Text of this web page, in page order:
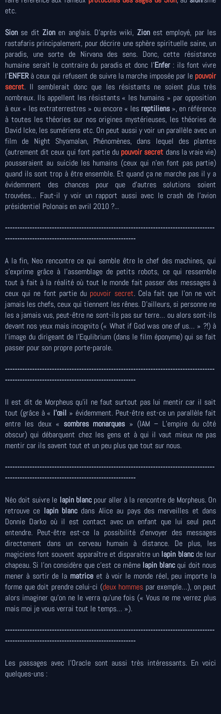
etc.
Sion se dit Zion en anglais. D’après wiki, Zionest employé, par les
rastafaris principalement, pour décrire une sphère spirituelle saine, un
paradis, une sorte de Nirvana des sens. Donc, cette résistance
humaine serait le contraire du paradis et donc l’Enfer: ils font vivre
l’ENFERà ceux qui refusent de suivre la marche imposée par le pouvoir
secret. Il semblerait donc que les résistants ne soient plus très
nombreux. Ils appellent les résistants « les humains » par opposition
à eux « les extraterrestres » ou encore « les reptiliens », en référence
à toutes les théories sur nos origines mystérieuses, les théories de
David Icke, les sumériens etc. On peut aussi y voir un parallèle avec un
film de Night Shyamalan, Phénomènes, dans lequel des plantes
(autrement dit ceux qui font partie du pouvoir secret dans la vraie vie)
pousseraient au suicide les humains (ceux qui n’en font pas partie)
quand ils sont trop à être ensemble. Et quand ça ne marche pas il y a
évidemment des chances pour que d’autres solutions soient
trouvées… Faut-il y voir un rapport aussi avec le crash de l’avion
présidentiel Polonais en avril 2010 ?...
-------------------------------------------------------------------------------------
-----------------------------------------------------
A la fin, Neo rencontre ce qui semble être le chef des machines, qui
s’exprime grâce à l’assemblage de petits robots, ce qui ressemble
tout à fait à la réalité où tout le monde fait passer des messages à
ceux qui ne font partie du pouvoir secret. Cela fait que l’on ne voit
jamais les chefs, ceux qui tiennent les rênes. D’ailleurs, si personne ne
les a jamais vus, peut-être ne sont-ils pas sur terre… ou alors sont-ils
devant nos yeux mais incognito (« What if God was one of us… » ?!) à
l’image du dirigeant de l’Equlibrium (dans le film éponyme) qui se fait
passer pour son propre porte-parole.
-------------------------------------------------------------------------------------
-----------------------------------------------------
Il est dit de Morpheus qu’il ne faut surtout pas lui mentir car il sait
tout (grâce à « l’œil » évidemment. Peut-être est-ce un parallèle fait
entre les deux « sombres monarques » (IAM – L’empire du côté
obscur) qui débarquent chez les gens et à qui il vaut mieux ne pas
mentir car ils savent tout et un peu plus que tout sur nous.
-------------------------------------------------------------------------------------
-----------------------------------------------------
Néo doit suivre le lapin blancpour aller à la rencontre de Morpheus. On
retrouve ce lapin blanc dans Alice au pays des merveilles et dans
Donnie Darko où il est contact avec un enfant que lui seul peut
entendre. Peut-être est-ce la possibilité d’envoyer des messages
directement dans un cerveau humain à distance. De plus, les
magiciens font souvent apparaître et disparaitre un lapin blancde leur
chapeau. Si l’on considère que c’est ce même lapin blancqui doit nous
mener à sortir de la matriceet à voir le monde réel, peu importe la
forme que doit prendre celui-ci (deux hommes par exemple…), on peut
alors imaginer qu’on ne le verra qu’une fois (« Vous ne me verrez plus
mais moi je vous verrai tout le temps… »).
-------------------------------------------------------------------------------------
-----------------------------------------------------
Les passages avec l'Oracle sont aussi très intéressants. En voici
quelques-uns :